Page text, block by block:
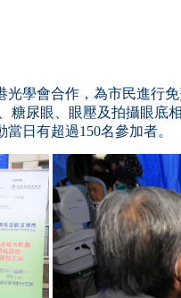
學會合作，為市民進行
糖尿眼、眼壓及拍攝眼底
當日有超過150名參加者。